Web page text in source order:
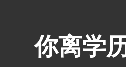
你离学